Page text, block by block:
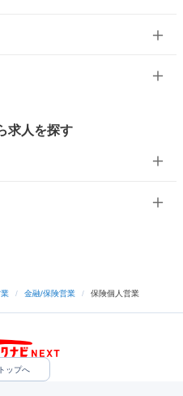
求人を探す
/ 金融/保険営業 / 保険個人営業
ップへ